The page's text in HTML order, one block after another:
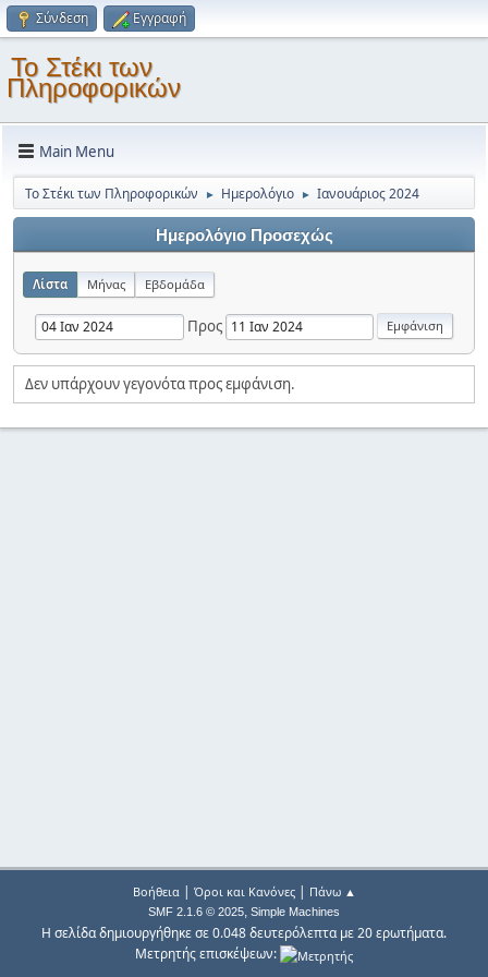
Σύνδεση Εγγραφή
Το Στέκι των
Πληροφορικών
Main Menu
Το Στέκι των Πληροφορικών ► Ημερολόγιο ► Ιανουάριος 2024
Ημερολόγιο Προσεχώς
Λίστα Μήνας Εβδομάδα
Προς
Δεν υπάρχουν γεγονότα προς εμφάνιση.
Βοήθεια| Όροι και Κανόνες| Πάνω ▲
SMF 2.1.6 © 2025, Simple Machines
Η σελίδα δημιουργήθηκε σε 0.048 δευτερόλεπτα με 20 ερωτήματα.
Μετρητής επισκέψεων: